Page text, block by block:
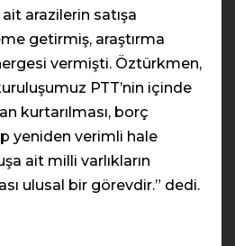
arazilerin satışa
getirmiş, araştırma
vermişti. Öztürkmen,
PTT’nin içinde
kurtarılması, borç
yeniden verimli hale
ait milli varlıkların
ulusal bir görevdir.” dedi.